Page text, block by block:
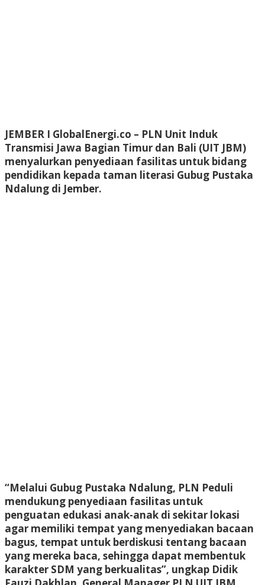
JEMBER I GlobalEnergi.co – PLN Unit Induk
Transmisi Jawa Bagian Timur dan Bali (UIT JBM)
menyalurkan penyediaan fasilitas untuk bidang
pendidikan kepada taman literasi Gubug Pustaka
Ndalung di Jember.
“Melalui Gubug Pustaka Ndalung, PLN Peduli
mendukung penyediaan fasilitas untuk
penguatan edukasi anak-anak di sekitar lokasi
agar memiliki tempat yang menyediakan bacaan
bagus, tempat untuk berdiskusi tentang bacaan
yang mereka baca, sehingga dapat membentuk
karakter SDM yang berkualitas”, ungkap Didik